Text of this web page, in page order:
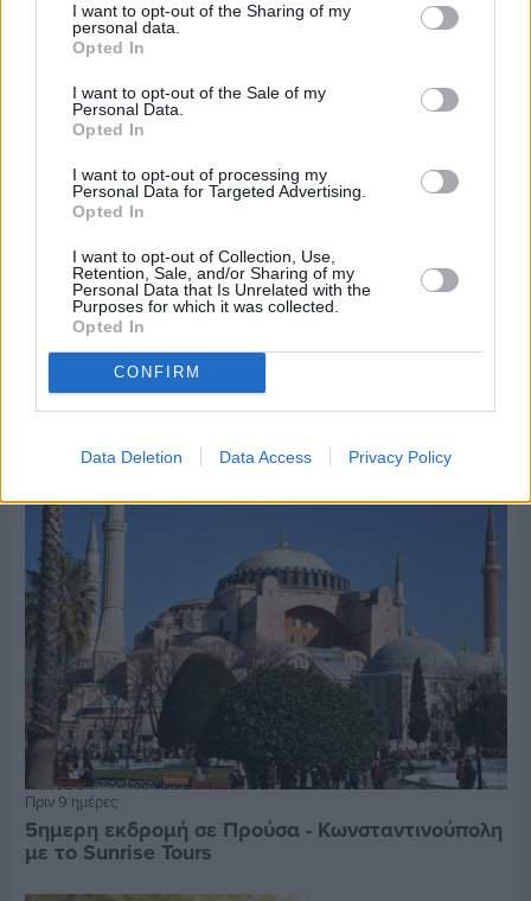
I want to opt-out of the Sharing of my
personal data.
Opted In
I want to opt-out of the Sale of my
Personal Data.
Opted In
I want to opt-out of processing my
Personal Data for Targeted Advertising.
Opted In
I want to opt-out of Collection, Use,
Retention, Sale, and/or Sharing of my
Personal Data that Is Unrelated with the
Purposes for which it was collected.
Opted In
CONFIRM
Data Deletion Data Access Privacy Policy
Πριν 9 ημέρες
Διακοπές ρεύματος: Συνασπισμό των
επιχειρήσεων προτείνει το Επιμελητήριο
Πριν 9 ημέρες
5ημερη εκδρομή σε Προύσα - Κωνσταντινούπολη
με το Sunrise Tours